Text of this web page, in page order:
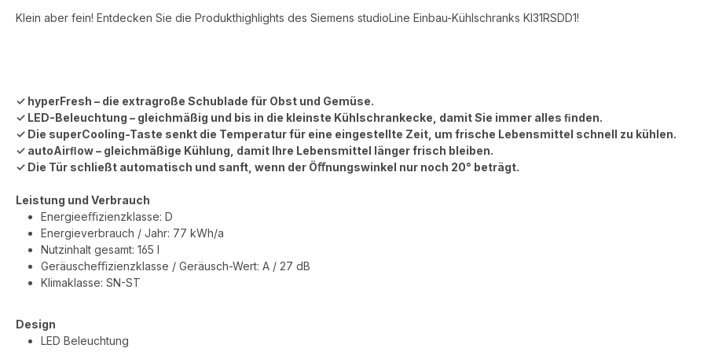
Klein aber fein! Entdecken Sie die Produkthighlights des Siemens studioLine Einbau-Kühlschranks KI31RSDD1!
✓ hyperFresh – die extragroße Schublade für Obst und Gemüse.
✓ LED-Beleuchtung – gleichmäßig und bis in die kleinste Kühlschrankecke, damit Sie immer alles ﬁnden.
✓ Die superCooling-Taste senkt die Temperatur für eine eingestellte Zeit, um frische Lebensmittel schnell zu kühlen.
✓ autoAirﬂow – gleichmäßige Kühlung, damit Ihre Lebensmittel länger frisch bleiben.
✓ Die Tür schließt automatisch und sanft, wenn der Öﬀnungswinkel nur noch 20° beträgt.
Leistung und Verbrauch
Energieeﬃzienzklasse: D
Energieverbrauch / Jahr: 77 kWh/a
Nutzinhalt gesamt: 165 l
Geräuscheﬃzienzklasse / Geräusch-Wert: A / 27 dB
Klimaklasse: SN-ST
Design
LED Beleuchtung